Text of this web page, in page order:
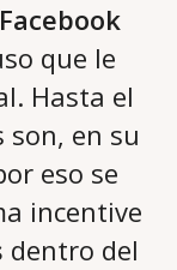
Facebook
que le
Hasta el
son, en su
eso se
incentive
dentro del